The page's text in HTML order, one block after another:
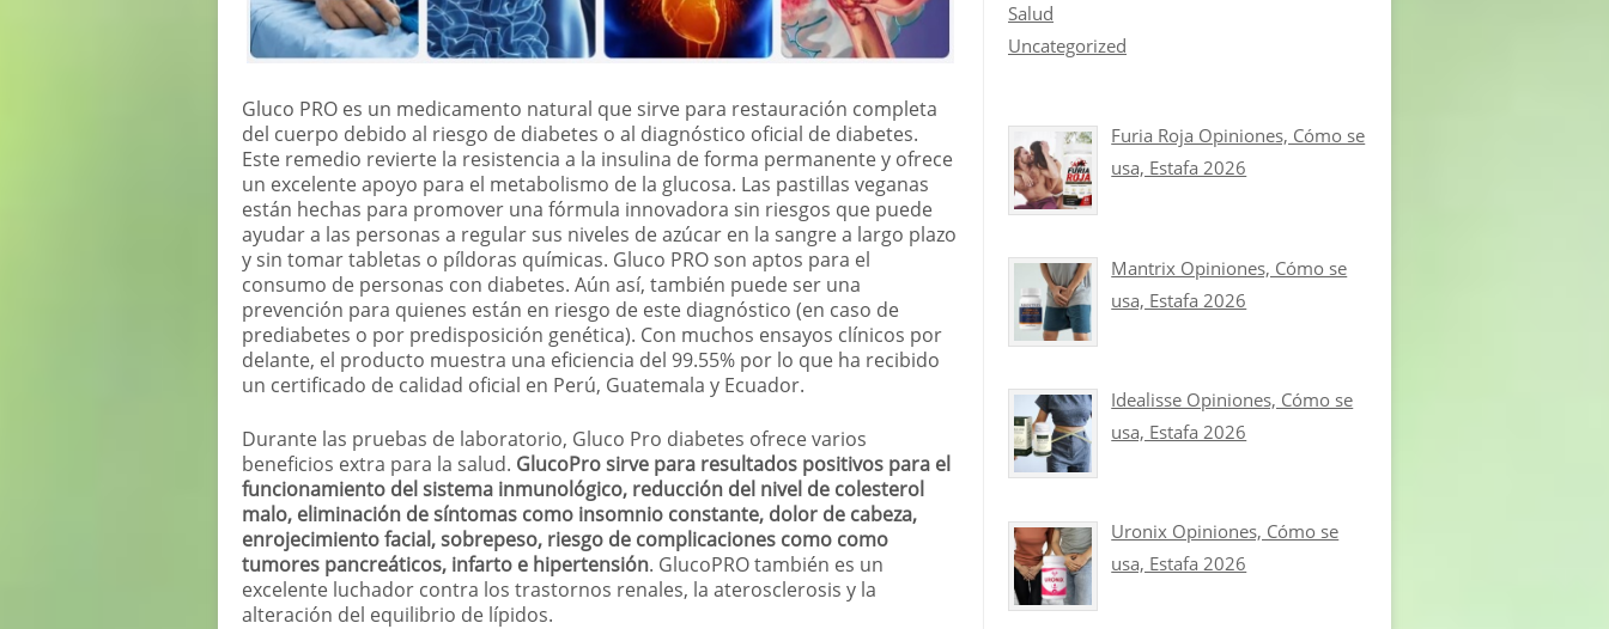
Gluco PRO es un medicamento natural que sirve para restauración completa
del cuerpo debido al riesgo de diabetes o al diagnóstico oficial de diabetes.
Este remedio revierte la resistencia a la insulina de forma permanente y ofrece
un excelente apoyo para el metabolismo de la glucosa. Las pastillas veganas
están hechas para promover una fórmula innovadora sin riesgos que puede
ayudar a las personas a regular sus niveles de azúcar en la sangre a largo plazo
y sin tomar tabletas o píldoras químicas. Gluco PRO son aptos para el
consumo de personas con diabetes. Aún así, también puede ser una
prevención para quienes están en riesgo de este diagnóstico (en caso de
prediabetes o por predisposición genética). Con muchos ensayos clínicos por
delante, el producto muestra una eficiencia del 99.55% por lo que ha recibido
un certificado de calidad oficial en Perú, Guatemala y Ecuador.
Durante las pruebas de laboratorio, Gluco Pro diabetes ofrece varios
beneficios extra para la salud. GlucoPro sirve para resultados positivos para el
funcionamiento del sistema inmunológico, reducción del nivel de colesterol
malo, eliminación de síntomas como insomnio constante, dolor de cabeza,
enrojecimiento facial, sobrepeso, riesgo de complicaciones como como
tumores pancreáticos, infarto e hipertensión. GlucoPRO también es un
excelente luchador contra los trastornos renales, la aterosclerosis y la
alteración del equilibrio de lípidos.
Salud
Uncategorized
Furia Roja Opiniones, Cómo se
usa, Estafa 2026
Mantrix Opiniones, Cómo se
usa, Estafa 2026
Idealisse Opiniones, Cómo se
usa, Estafa 2026
Uronix Opiniones, Cómo se
usa, Estafa 2026